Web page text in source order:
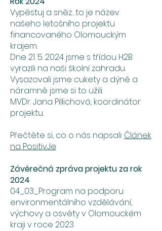
Vypěstuj a sněz…to je název
našeho letošního projektu
financovaného Olomouckým
krajem.
Dne 21. 5. 2024 jsme s třídou H2B
vyrazili na naši školní zahradu.
Vysazovali jsme cukety a dýně a
náramně jsme si to užili.
MVDr. Jana Pillichová, koordinátor
projektu.
Přečtěte si, co o nás napsali: Článek
na PositivJe
Závěrečná zpráva projektu za rok
2024
04_03_Program na podporu
environmentálního vzdělávání,
výchovy a osvěty v Olomouckém
kraji v roce 2023